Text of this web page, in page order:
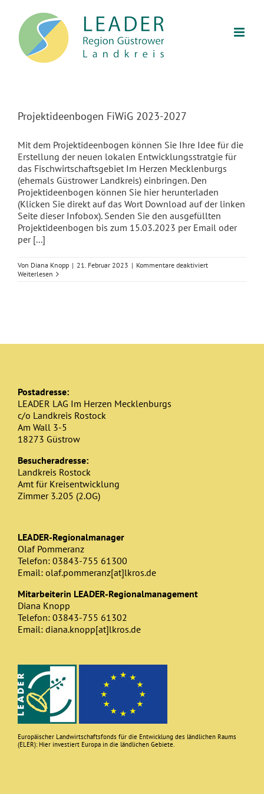
springen
Projektideenbogen FiWiG 2023-2027
Mit dem Projektideenbogen können Sie Ihre Idee für die
Erstellung der neuen lokalen Entwicklungsstratgie für
das Fischwirtschaftsgebiet Im Herzen Mecklenburgs
(ehemals Güstrower Landkreis) einbringen. Den
Projektideenbogen können Sie hier herunterladen
(Klicken Sie direkt auf das Wort Download auf der linken
Seite dieser Infobox). Senden Sie den ausgefüllten
Projektideenbogen bis zum 15.03.2023 per Email oder
per [...]
Von Diana Knopp | 21. Februar 2023 | Kommentare deaktiviertfür
Weiterlesen
Postadresse:
LEADER LAG Im Herzen Mecklenburgs
c/o Landkreis Rostock
Am Wall 3-5
18273 Güstrow
Besucheradresse:
Landkreis Rostock
Amt für Kreisentwicklung
Zimmer 3.205 (2.OG)
LEADER-Regionalmanager
Olaf Pommeranz
Telefon: 03843-755 61300
Email: olaf.pommeranz[at]lkros.de
Mitarbeiterin LEADER-Regionalmanagement
Diana Knopp
Telefon: 03843-755 61302
Email: diana.knopp[at]lkros.de
Europäischer Landwirtschaftsfonds für die Entwicklung des ländlichen Raums
(ELER): Hier investiert Europa in die ländlichen Gebiete.